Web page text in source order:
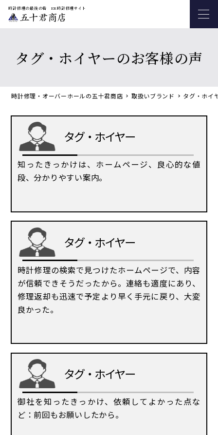
時計修理の最後の砦 ER時計修理サイト
私たちについて
修理内容 から探す
オーバーホール
ベルト(バンド)/中留交換・駒調整
ガラス・風防交換
リューズ（クラウン）交換
研磨仕上げ・ライトポリッシュ
オメガ
タグ・ホイヤー
IWC
カルティエ
すべて見る
症状から探す
時間が遅れる・進む(クォーツ)
時計が止まる（機械式）
時計が止まる(クォーツ)
時間が遅れる・進む(機械式)
電池交換しても動かない
すべて見る
店舗
東京御徒町店（本店）
府中店
本川越店
大阪四ツ橋店（西心斎橋店)
すべて見る
よくある質問
サイトマップ
タグ・ホイヤーのお客様の声
時計修理・オーバーホールの五十君商店 取扱いブランド タグ・ホイ
タグ・ホイヤー
知ったきっかけは、ホームページ、良心的な値
段、分かりやすい案内。
タグ・ホイヤー
時計修理の検索で見つけたホームページで、内容
が信頼できそうだったから。連絡も適度にあり、
修理返却も迅速で予定より早く手元に戻り、大変
良かった。
タグ・ホイヤー
御社を知ったきっかけ、依頼してよかった点な
ど：前回もお願いしたから。